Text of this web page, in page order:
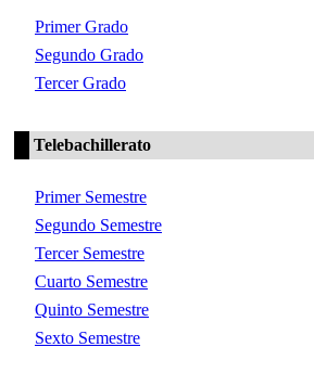
Primer Grado
Segundo Grado
Tercer Grado
Telebachillerato
Primer Semestre
Segundo Semestre
Tercer Semestre
Cuarto Semestre
Quinto Semestre
Sexto Semestre